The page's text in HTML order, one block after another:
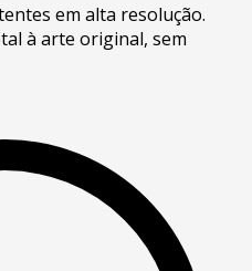
em alta resolução.
à arte original, sem